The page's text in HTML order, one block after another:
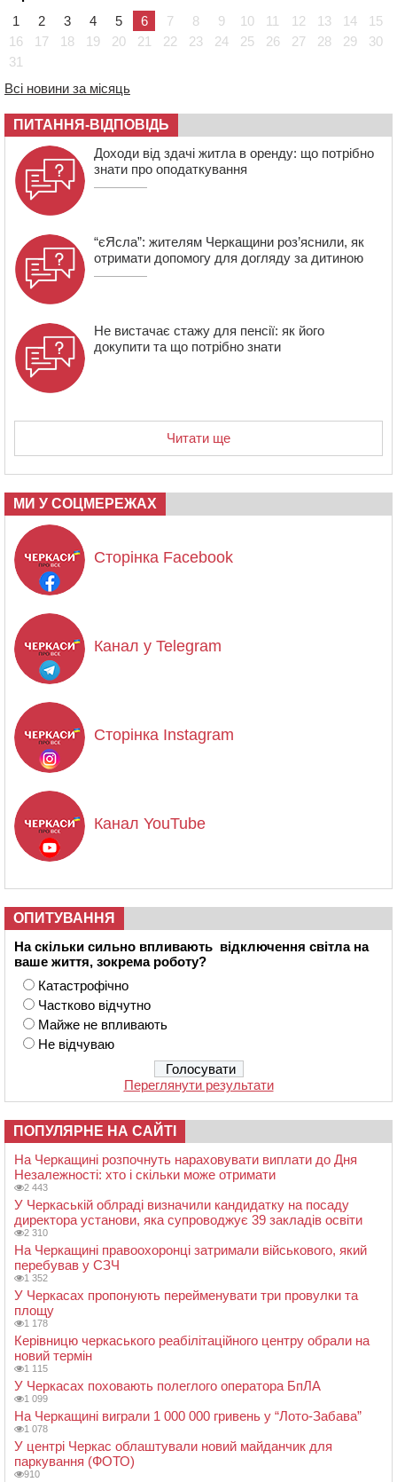
України
08:57
На Уманщині підрядника зобов’язали сплатити понад
08:20
Обрано претендента на посаду директора
Мокрокалигірського психоневрологічного інтернату
07:23 Уманські міграційники видворили з країни грузина,
який відсидів термін у колонії
1
2 3 4 5 6 7 8 9 10 11 12 13 14
15
16
17 18 19 20 21 22 23 24 25 26 27 28 29
30
31
Всі новини за місяць
ПИТАННЯ-ВІДПОВІДЬ
Доходи від здачі житла в оренду: що потрібно
знати про оподаткування
“єЯсла”: жителям Черкащини роз’яснили, як
отримати допомогу для догляду за дитиною
Не вистачає стажу для пенсії: як його
докупити та що потрібно знати
Читати ще
МИ У СОЦМЕРЕЖАХ
Сторінка Facebook
Канал у Telegram
Сторінка Instagram
Канал YouTube
ОПИТУВАННЯ
На скільки сильно впливають відключення світла на
ваше життя, зокрема роботу?
Катастрофічно
Частково відчутно
Майже не впливають
Не відчуваю
Переглянути результати
ПОПУЛЯРНЕ НА САЙТІ
На Черкащині розпочнуть нараховувати виплати до Дня
Незалежності: хто і скільки може отримати
2 443
У Черкаській облраді визначили кандидатку на посаду
директора установи, яка супроводжує 39 закладів освіти
2 310
На Черкащині правоохоронці затримали військового, який
перебував у СЗЧ
1 352
У Черкасах пропонують перейменувати три провулки та
площу
1 178
Керівницю черкаського реабілітаційного центру обрали на
новий термін
1 115
У Черкасах поховають полеглого оператора БпЛА
1 099
На Черкащині виграли 1 000 000 гривень у “Лото-Забава”
1 078
У центрі Черкас облаштували новий майданчик для
паркування (ФОТО)
910